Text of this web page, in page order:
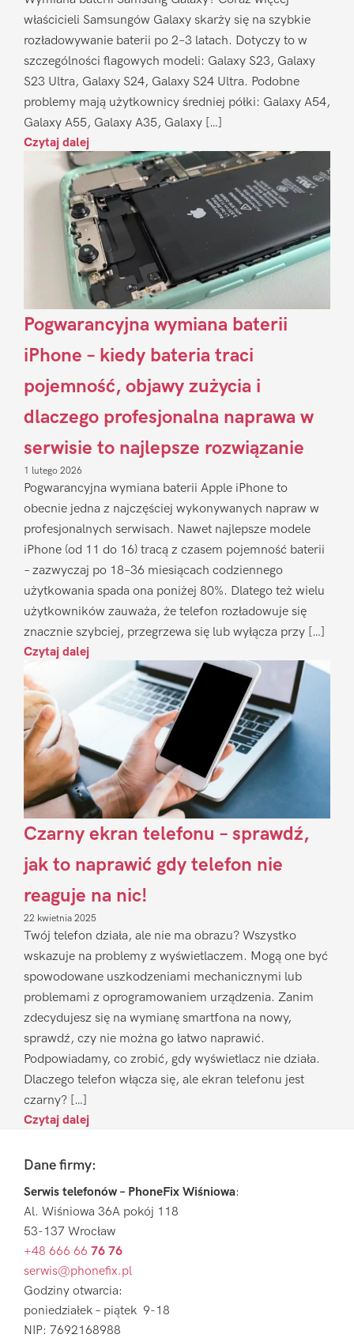
właścicieli Samsungów Galaxy skarży się na szybkie
rozładowywanie baterii po 2–3 latach. Dotyczy to w
szczególności flagowych modeli: Galaxy S23, Galaxy
S23 Ultra, Galaxy S24, Galaxy S24 Ultra. Podobne
problemy mają użytkownicy średniej półki: Galaxy A54,
Galaxy A55, Galaxy A35, Galaxy […]
Czytaj dalej
Pogwarancyjna wymiana baterii
iPhone – kiedy bateria traci
pojemność, objawy zużycia i
dlaczego profesjonalna naprawa w
serwisie to najlepsze rozwiązanie
1 lutego 2026
Pogwarancyjna wymiana baterii Apple iPhone to
obecnie jedna z najczęściej wykonywanych napraw w
profesjonalnych serwisach. Nawet najlepsze modele
iPhone (od 11 do 16) tracą z czasem pojemność baterii
– zazwyczaj po 18–36 miesiącach codziennego
użytkowania spada ona poniżej 80%. Dlatego też wielu
użytkowników zauważa, że telefon rozładowuje się
znacznie szybciej, przegrzewa się lub wyłącza przy […]
Czytaj dalej
Czarny ekran telefonu – sprawdź,
jak to naprawić gdy telefon nie
reaguje na nic!
22 kwietnia 2025
Twój telefon działa, ale nie ma obrazu? Wszystko
wskazuje na problemy z wyświetlaczem. Mogą one być
spowodowane uszkodzeniami mechanicznymi lub
problemami z oprogramowaniem urządzenia. Zanim
zdecydujesz się na wymianę smartfona na nowy,
sprawdź, czy nie można go łatwo naprawić.
Podpowiadamy, co zrobić, gdy wyświetlacz nie działa.
Dlaczego telefon włącza się, ale ekran telefonu jest
czarny? […]
Czytaj dalej
FooterDane firmy:
Serwis telefonów – PhoneFix Wiśniowa:
Al. Wiśniowa 36A pokój 118
53-137 Wrocław
+48 666 66 76 76
serwis@phonefix.pl
Godziny otwarcia:
poniedziałek – piątek 9-18
NIP: 7692168988